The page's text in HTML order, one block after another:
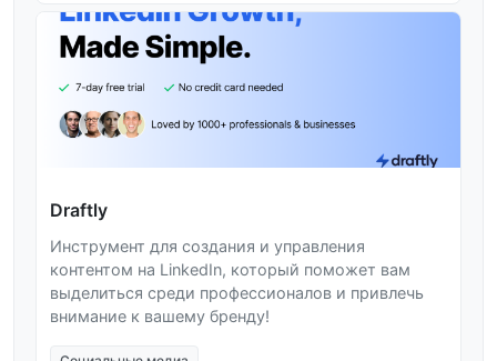
Draftly
Инструмент для создания и управления
контентом на LinkedIn, который поможет вам
выделиться среди профессионалов и привлечь
внимание к вашему бренду!